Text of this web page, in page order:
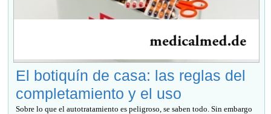
El botiquín de casa: las reglas del
completamiento y el uso
Sobre lo que el autotratamiento es peligroso, se saben todo. Sin embargo